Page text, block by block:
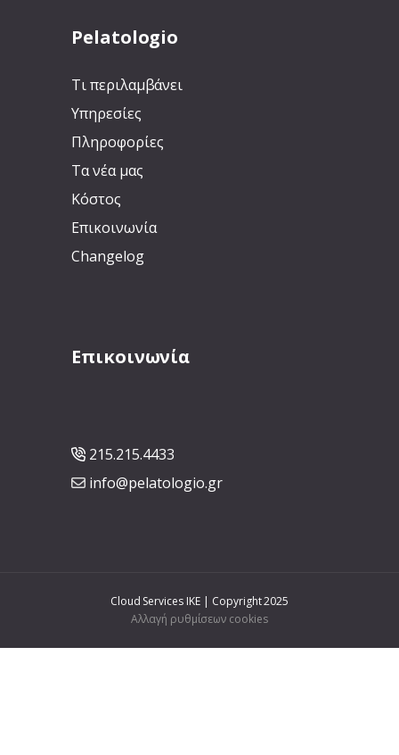
Pelatologio
Τι περιλαμβάνει
Υπηρεσίες
Πληροφορίες
Τα νέα μας
Κόστος
Επικοινωνία
Changelog
Επικοινωνία
215.215.4433
info@pelatologio.gr
Cloud Services IKE | Copyright 2025
Αλλαγή ρυθμίσεων cookies